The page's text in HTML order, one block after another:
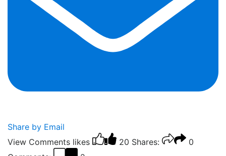
Share by Email
View Comments likes 20 Shares:
0